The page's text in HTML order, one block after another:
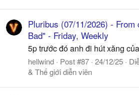
Pluribus (07/11/2026) -
Bad" - Friday, Weekly
5p trước đó anh đi hút xăng
hellwind Post #87 24/12/25
& Thế giới diễn viên